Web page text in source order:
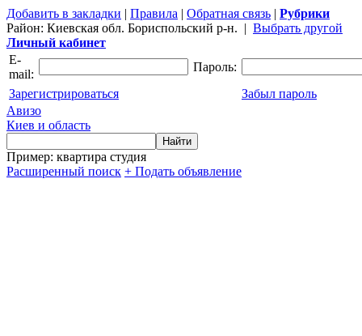
Добавить в закладки | Правила | Обратная связь | Рубрики
Район: Киевская обл. Бориспольский р-н. | Выбрать другой
Личный кабинет
E-
mail:
Пароль:
Зарегистрироваться
Забыл пароль
Авизо
Киев и область
Пример: квартира студия
Расширенный поиск + Подать объявление